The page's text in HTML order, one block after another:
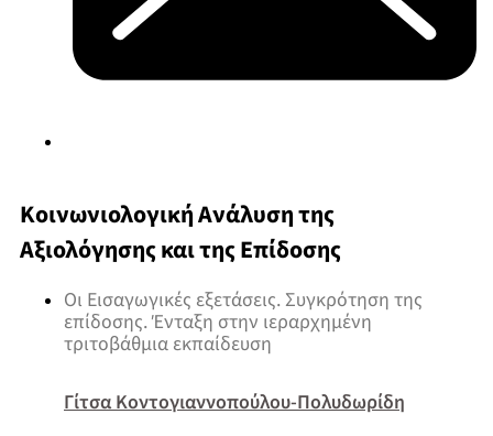
Κοινωνιολογική Ανάλυση της
Αξιολόγησης και της Επίδοσης
Οι Εισαγωγικές εξετάσεις. Συγκρότηση της
επίδοσης. Ένταξη στην ιεραρχημένη
τριτοβάθμια εκπαίδευση
Γίτσα Κοντογιαννοπούλου-Πολυδωρίδη